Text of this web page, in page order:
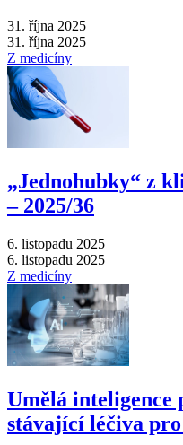
31. října 2025
31. října 2025
Z medicíny
„Jednohubky“ z
–⁠ 2025/36
6. listopadu 2025
6. listopadu 2025
Z medicíny
Umělá inteligence
stávající léčiva